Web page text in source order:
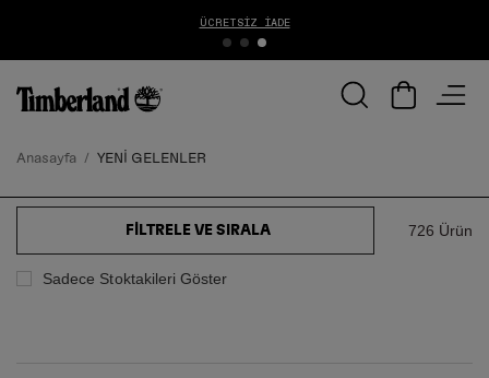
1000 TL ÜZERİ ÜCRETSİZ KARGO
Anasayfa YENİ GELENLER
Sadece Stoktakileri Göster
FILTRELE VE SIRALA 726 Ürün